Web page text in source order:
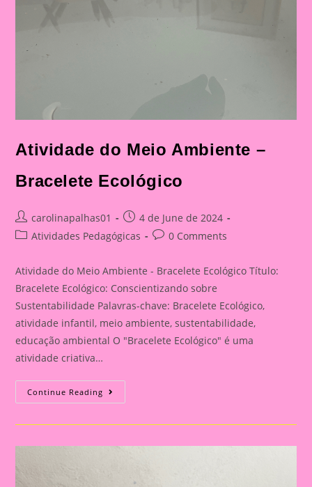
Atividade do Meio Ambiente –
Bracelete Ecológico
Post
author:
carolinapalhas01
Post
published:
4 de June de 2024
PostAtividades Pedagógicas
Post0 Comments
Atividade do Meio Ambiente - Bracelete Ecológico Título:
Bracelete Ecológico: Conscientizando sobre
Sustentabilidade Palavras-chave: Bracelete Ecológico,
atividade infantil, meio ambiente, sustentabilidade,
educação ambiental O "Bracelete Ecológico" é uma
atividade criativa…
Continue Reading Atividade
Do
Ambiente
Ecológico